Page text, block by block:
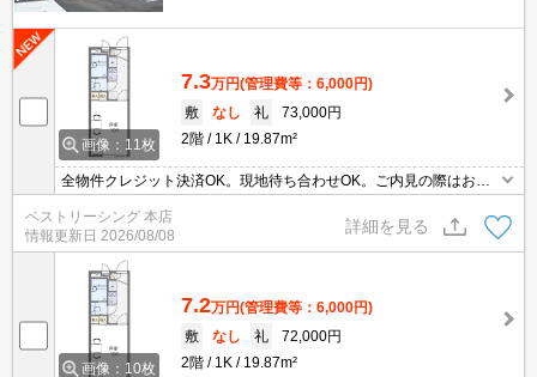
画像：11枚
7.3万円(管理費等：6,000円)
敷
なし 礼
73,000円
2階
1K 19.87m²
全物件クレジット決済OK。現地待ち合わせOK。ご内見の際はお気
軽にお問い合わせください。
ベストリーシング 本店
情報更新日 2026/08/08
詳細を見る
画像：10枚
7.2万円(管理費等：6,000円)
敷
なし 礼
72,000円
2階
1K 19.87m²